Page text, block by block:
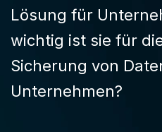
Lösung für
wichtig ist sie für
Sicherung von
Unternehmen?